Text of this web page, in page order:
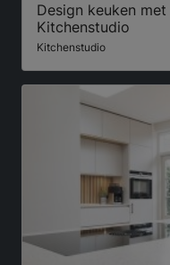
Design keuken
Kitchenstudio
Kitchenstudio